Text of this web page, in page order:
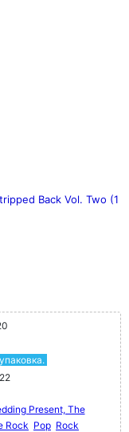
Back Vol. Two (1
Present, The
Rock Pop Rock